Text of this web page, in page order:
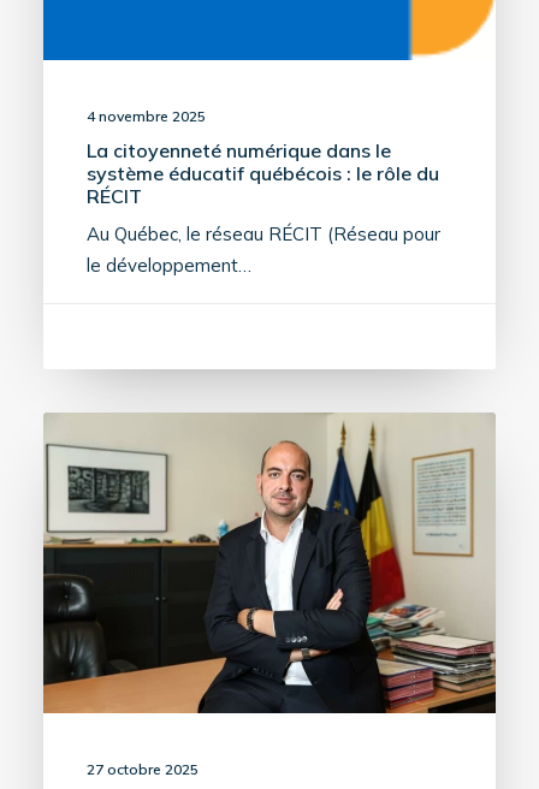
4 novembre 2025
La citoyenneté numérique dans le
système éducatif québécois : le rôle du
RÉCIT
Au Québec, le réseau RÉCIT (Réseau pour
le développement…
27 octobre 2025